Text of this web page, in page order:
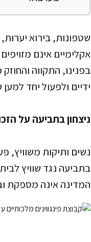
שטפונות, בירוא
אקלימיים אינם
בפנינו, התקווה
ידיים ולפעול יחד למען
ניצחון בתביעה על
נשים ותיקות משוויץ,
המדינה אינה מספקת